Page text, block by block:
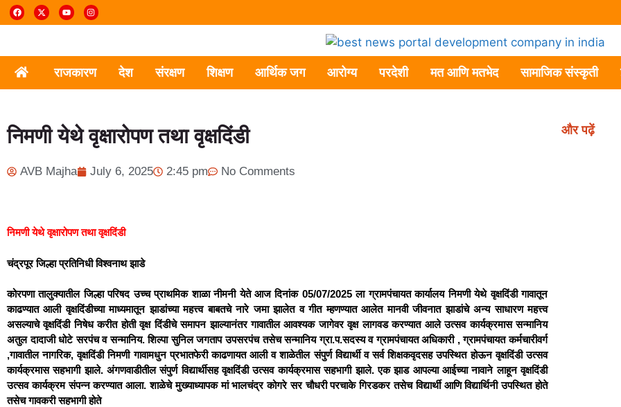
राजकारण देश संरक्षण शिक्षण आर्थिक जग आरोग्य परदेशी मत आणि मतभेद सामाजिक संस्कृती
निमणी येथे वृक्षारोपण तथा वृक्षदिंडी
AVB Majha July 6, 2025 2:45 pm No Comments
निमणी येथे वृक्षारोपण तथा वृक्षदिंडी
चंद्रपूर जिल्हा प्रतिनिधी विश्वनाथ झाडे
कोरपणा तालुक्यातीलजिल्हा परिषद उच्च प्राथमिक शाळा नीमनी येते आज दिनांक 05/07/2025 ला ग्रामपंचायत कार्यालय निमणी येथे वृक्षदिंडी गावातून
काढण्यात आली वृक्षदिंडीच्या माध्यमातून झाडांच्या महत्त्व बाबतचे नारे जमा झालेत व गीत म्हणण्यात आलेत मानवी जीवनात झाडांचे अन्य साधारण महत्त्व
असल्याचे वृक्षदिंडी निषेध करीत होती वृक्ष दिंडीचे समापन झाल्यानंतर गावातील आवश्यक जागेवर वृक्ष लागवड करण्यात आले उत्सव कार्यक्रमास सन्मानिय
अतुल दादाजी धोटे सरपंच व सन्मानिय. शिल्पा सुनिल जगताप उपसरपंच तसेच सन्मानिय ग्रा.प.सदस्य व ग्रामपंचायत अधिकारी , ग्रामपंचायत कर्मचारीवर्ग
,गावातील नागरिक, वृक्षदिंडी निमणी गावामधुन प्रभातफेरी काढणायत आली व शाळेतील संपुर्ण विद्यार्थी व सर्व शिक्षकवृदसह उपस्थित होऊन वृक्षदिंडी उत्सव
कार्यक्रमास सहभागी झाले. अंगणवाडीतील संपुर्ण विद्यार्थीसह वृक्षदिंडी उत्सव कार्यक्रमास सहभागी झाले. एक झाड आपल्या आईच्या नावाने लाहून वृक्षदिंडी
उत्सव कार्यक्रम संपन्न करण्यात आला. शाळेचे मुख्याध्यापक मां भालचंद्र कोगरे सर चौधरी परचाके गिरडकर तसेच विद्यार्थी आणि विद्यार्थिनी उपस्थित होते
तसेच गावकरी सहभागी होते
और पढ़ें